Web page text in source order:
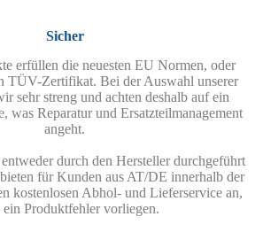
Sicher
erfüllen die neuesten EU Normen, oder
TÜV-Zertifikat. Bei der Auswahl unserer
sehr streng und achten deshalb auf ein
was Reparatur und Ersatzteilmanagement
angeht.
durch den Hersteller durchgeführt
für Kunden aus AT/DE innerhalb der
kostenlosen Abhol- und Lieferservice an,
ein Produktfehler vorliegen.